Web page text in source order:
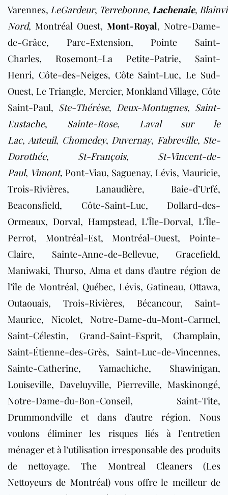
Varennes, LeGardeur, Terrebonne, Lachenaie,
Nord, Montréal Ouest, Mont-Royal, Notre-Dame-
de-Grâce, Parc-Extension, Pointe Saint-
Charles, Rosemont–La Petite-Patrie, Saint-
Henri, Côte-des-Neiges, Côte Saint-Luc, Le Sud-
Ouest, Le Triangle, Mercier, Monkland Village, Côte
Saint-Paul, Ste-Thérèse, Deux-Montagnes, Saint-
Eustache, Sainte-Rose,
Laval sur le
Lac, Auteuil, Chomedey, Duvernay, Fabreville, Ste-
Dorothée, St-François, St-Vincent-de-
Paul, Vimont, Pont-Viau, Saguenay, Lévis, Mauricie,
Trois-Rivières, Lanaudière, Baie-d’Urfé,
Beaconsfield, Côte-Saint-Luc, Dollard-des-
Ormeaux, Dorval, Hampstead, L’Île-Dorval, L’Île-
Perrot, Montréal-Est, Montréal-Ouest, Pointe-
Claire, Sainte-Anne-de-Bellevue, Gracefield,
Maniwaki, Thurso, Alma et dans d’autre région de
l’île de Montréal, Québec, Lévis, Gatineau, Ottawa,
Outaouais, Trois-Rivières, Bécancour, Saint-
Maurice, Nicolet, Notre-Dame-du-Mont-Carmel,
Saint-Célestin, Grand-Saint-Esprit, Champlain,
Saint-Étienne-des-Grès, Saint-Luc-de-Vincennes,
Sainte-Catherine, Yamachiche, Shawinigan,
Louiseville, Daveluyville, Pierreville, Maskinongé,
Notre-Dame-du-Bon-Conseil, Saint-Tite,
Drummondville et dans d’autre région. Nous
voulons éliminer les risques liés à l’entretien
ménager et à l’utilisation irresponsable des produits
de nettoyage.The Montreal Cleaners (Les
Nettoyeurs de Montréal)vous offre le meilleur de